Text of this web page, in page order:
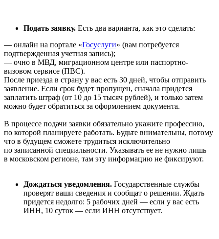
Подать заявку. Есть два варианта, как это сделать:
— онлайн на портале «Госуслуги» (вам потребуется
подтвержденная учетная запись);
— очно в МВД, миграционном центре или паспортно-
визовом сервисе (ПВС).
После приезда в страну у вас есть 30 дней, чтобы отправить
заявление. Если срок будет пропущен, сначала придется
заплатить штраф (от 10 до 15 тысяч рублей), и только затем
можно будет обратиться за оформлением документа.
В процессе подачи заявки обязательно укажите профессию,
по которой планируете работать. Будьте внимательны, потому
что в будущем сможете трудиться исключительно
по записанной специальности. Указывать ее не нужно лишь
в московском регионе, там эту информацию не фиксируют.
Дождаться уведомления. Государственные службы
проверят ваши сведения и сообщат о решении. Ждать
придется недолго: 5 рабочих дней — если у вас есть
ИНН, 10 суток — если ИНН отсутствует.